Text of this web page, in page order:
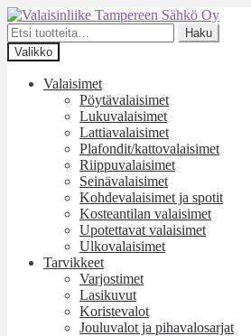
Siirry
navigointiin
Siirry
sisältöön
Etsi:
Haku
Valikko
Valaisimet
Pöytävalaisimet
Lukuvalaisimet
Lattiavalaisimet
Plafondit/kattovalaisimet
Riippuvalaisimet
Seinävalaisimet
Kohdevalaisimet ja spotit
Kosteantilan valaisimet
Upotettavat valaisimet
Ulkovalaisimet
Tarvikkeet
Varjostimet
Lasikuvut
Koristevalot
Jouluvalot ja pihavalosarjat